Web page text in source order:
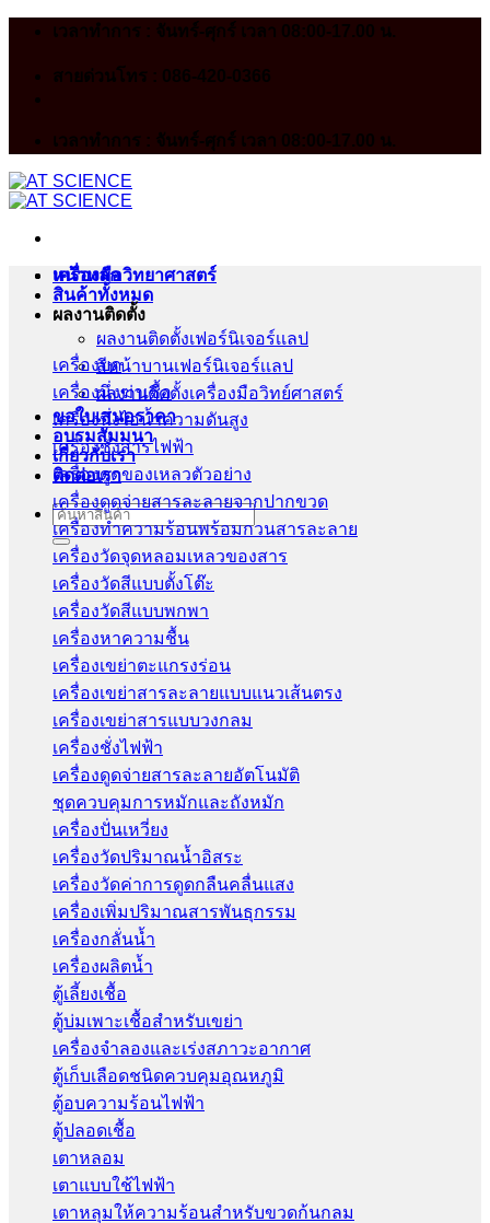
Skip
เวลาทำการ : จันทร์-ศุกร์ เวลา 08:00-17.00 น.
สายด่วนโทร : 086-420-0366
เวลาทำการ : จันทร์-ศุกร์ เวลา 08:00-17.00 น.
หน้าหลัก
สินค้าทั้งหมด
ผลงานติดตั้ง
ผลงานติดตั้งเฟอร์นิเจอร์เเลป
สีหน้าบานเฟอร์นิเจอร์เเลป
ผลงานติดตั้งเครื่องมือวิทย์ศาสตร์
ขอใบเสนอราคา
อบรมสัมมนา
เกี่ยวกับเรา
ติดต่อเรา
Search
for:
เครื่องมือวิทยาศาสตร์
เครื่องบด
เครื่องนึ่งฆ่าเชื้อ
เครื่องนึ่งไอน้ำความดันสูง
เครื่องชั่งสารไฟฟ้า
เครื่องดูดของเหลวตัวอย่าง
เครื่องดูดจ่ายสารละลายจากปากขวด
เครื่องทำความร้อนพร้อมกวนสารละลาย
เครื่องวัดจุดหลอมเหลวของสาร
เครื่องวัดสีแบบตั้งโต๊ะ
เครื่องวัดสีแบบพกพา
เครื่องหาความชื้น
เครื่องเขย่าตะแกรงร่อน
เครื่องเขย่าสารละลายแบบแนวเส้นตรง
เครื่องเขย่าสารแบบวงกลม
เครื่องชั่งไฟฟ้า
เครื่องดูดจ่ายสารละลายอัตโนมัติ
ชุดควบคุมการหมักและถังหมัก
เครื่องปั่นเหวี่ยง
เครื่องวัดปริมาณน้ำอิสระ
เครื่องวัดค่าการดูดกลืนคลื่นแสง
เครื่องเพิ่มปริมาณสารพันธุกรรม
เครื่องกลั่นน้ำ
เครื่องผลิตน้ำ
ตู้เลี้ยงเชื้อ
ตู้บ่มเพาะเชื้อสำหรับเขย่า
เครื่องจำลองและเร่งสภาวะอากาศ
ตู้เก็บเลือดชนิดควบคุมอุณหภูมิ
ตู้อบความร้อนไฟฟ้า
ตู้ปลอดเชื้อ
เตาหลอม
เตาแบบใช้ไฟฟ้า
เตาหลุมให้ความร้อนสำหรับขวดก้นกลม